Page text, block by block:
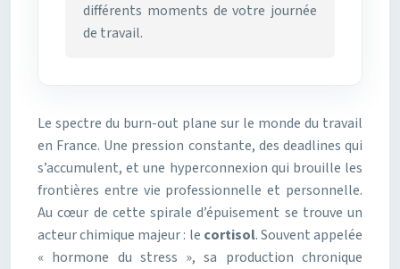
différents moments de votre journée
de travail.
Le spectre du burn-out plane sur le monde du travail
en France. Une pression constante, des deadlines qui
s’accumulent, et une hyperconnexion qui brouille les
frontières entre vie professionnelle et personnelle.
Au cœur de cette spirale d’épuisement se trouve un
acteur chimique majeur : le cortisol. Souvent appelée
« hormone du stress », sa production chronique